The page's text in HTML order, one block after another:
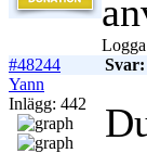
#48244
Yann
Inlägg: 442